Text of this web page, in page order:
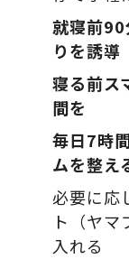
就寝前90
りを誘導
寝る前ス
間を
毎日7時
ムを整え
必要に応
ト（ヤ
入れる